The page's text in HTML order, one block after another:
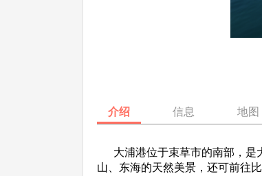
介绍 信息 地图
大浦港位于束草市的南部，是
山、东海的天然美景，还可前往